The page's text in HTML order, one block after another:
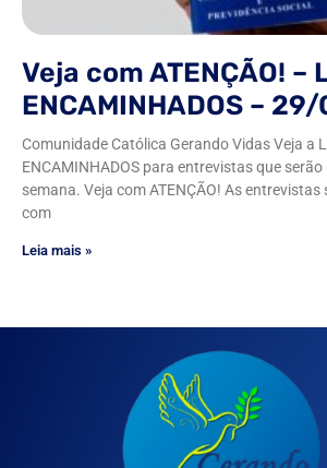
Veja com ATENÇÃO! –
ENCAMINHADOS –
Comunidade Católica Gerando Vidas Veja a
ENCAMINHADOS para entrevistas que
semana. Veja com ATENÇÃO! As
com
Leia mais »